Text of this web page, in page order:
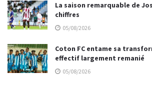
La saison remarquable de
chiffres
05/08/2026
Coton FC entame sa
effectif largement remanié
05/08/2026